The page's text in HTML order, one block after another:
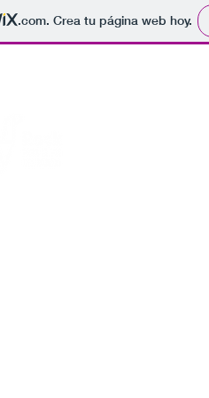
.com. Crea tu página web hoy.